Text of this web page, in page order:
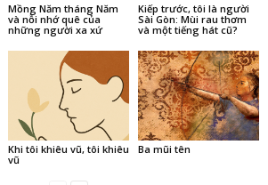
Mồng Năm tháng Năm
và nỗi nhớ quê của
những người xa xứ
Kiếp trước, tôi là người
Sài Gòn: Mùi rau thơm
và một tiếng hát cũ?
Khi tôi khiêu vũ, tôi khiêu
vũ
Ba mũi tên